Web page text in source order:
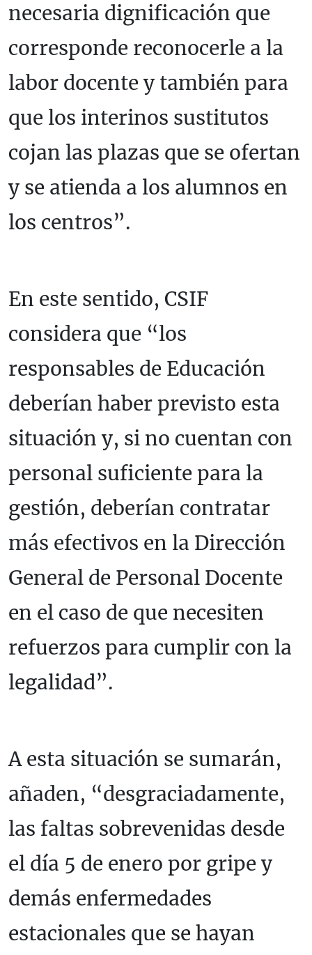
necesaria dignificación que
corresponde reconocerle a la
labor docente y también para
que los interinos sustitutos
cojan las plazas que se ofertan
y se atienda a los alumnos en
los centros”.
En este sentido, CSIF
considera que “los
responsables de Educación
deberían haber previsto esta
situación y, si no cuentan con
personal suficiente para la
gestión, deberían contratar
más efectivos en la Dirección
General de Personal Docente
en el caso de que necesiten
refuerzos para cumplir con la
legalidad”.
A esta situación se sumarán,
añaden, “desgraciadamente,
las faltas sobrevenidas desde
el día 5 de enero por gripe y
demás enfermedades
estacionales que se hayan